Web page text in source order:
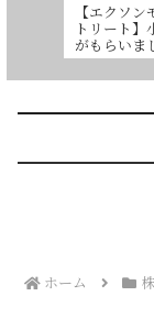
【エクソ
トリート】
がもらい
月分
ホーム